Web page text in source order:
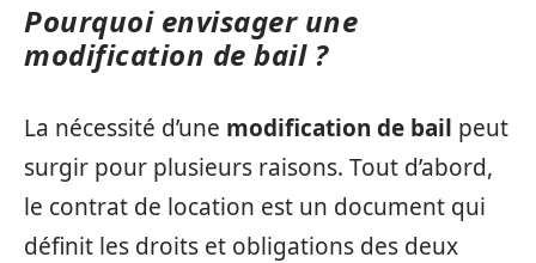
Pourquoi envisager une
modification de bail ?
La nécessité d’une modification de bail peut
surgir pour plusieurs raisons. Tout d’abord,
le contrat de location est un document qui
définit les droits et obligations des deux